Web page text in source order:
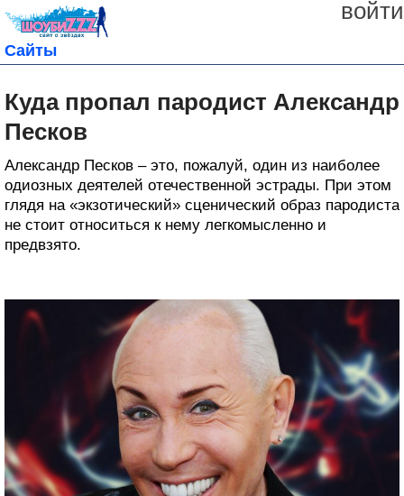
войти
Сайты
Куда пропал пародист Александр
Песков
Александр Песков – это, пожалуй, один из наиболее
одиозных деятелей отечественной эстрады. При этом
глядя на «экзотический» сценический образ пародиста
не стоит относиться к нему легкомысленно и
предвзято.